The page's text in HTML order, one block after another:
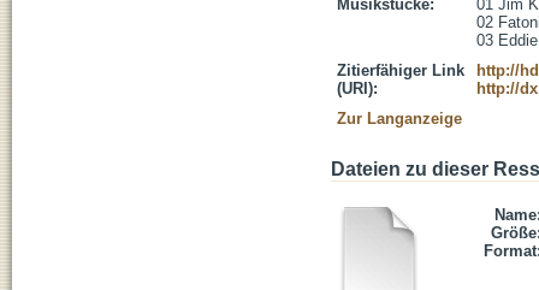
Musikstücke:
01 Jim
02
03
Zitierfähiger Link
(URI):
http://
http://
Zur Langanzeige
Dateien zu dieser